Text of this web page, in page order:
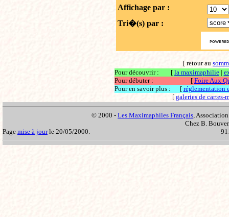
Affichage par :
Tri�(s) par :
[ retour au
Pour découvrir :
[ la maximaphilie|
Pour débuter :
[ Foire Aux
Pour en savoir plus :
[ réglementation
[ galeries de cartes-
© 2000 - Les Maximaphiles Français,
Chez B.
Page mise à jourle 20/05/2000.